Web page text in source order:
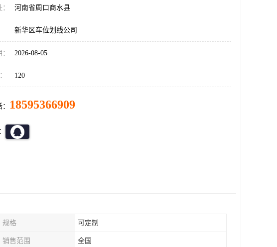
河南省周口商水县
新华区车位划线公司
2026-08-05
120
18595366909
规格 可定制
销售范围 全国